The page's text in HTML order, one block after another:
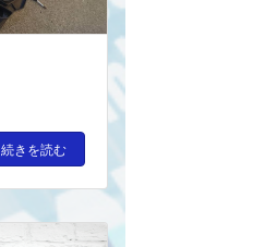
続きを読む